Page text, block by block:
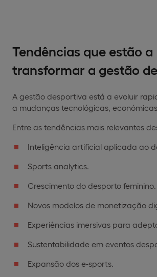
Tendências que estão a
transformar a gestão
A gestão desportiva está a evoluir
a mudanças tecnológicas, económicas
Entre as tendências mais relevantes
Inteligência artificial aplicada ao
Sports analytics.
Crescimento do desporto feminino.
Novos modelos de monetização
Experiências imersivas para
Sustentabilidade em eventos
Expansão dos e-sports.